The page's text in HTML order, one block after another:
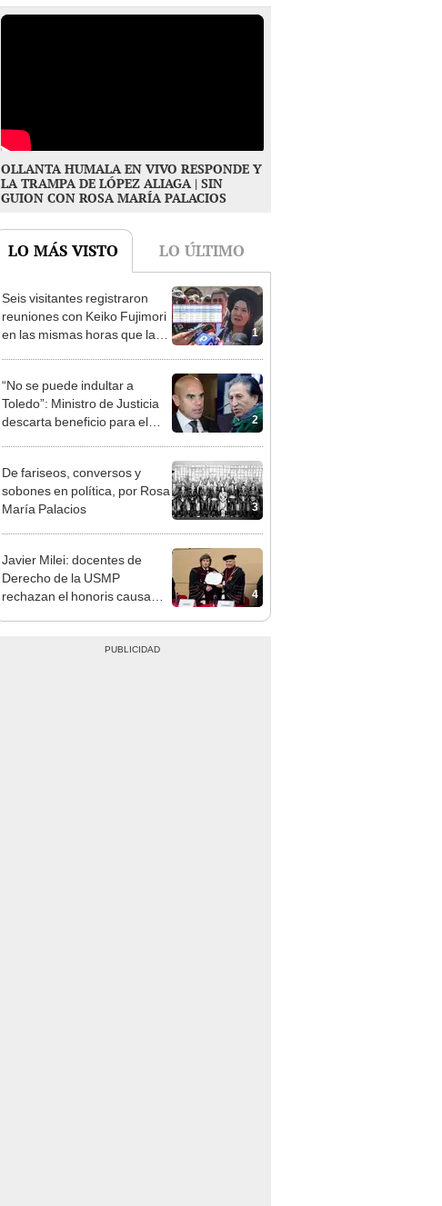
OLLANTA HUMALA EN VIVO RESPONDE Y
GUION CON ROSA MARÍA PALACIOS
LO MÁS VISTO
Seis visitantes registraron
reuniones con Keiko Fujimori
en las mismas horas que la
presidenta se encontraba en
2
“No se puede indultar a
Toledo”: Ministro de Justicia
descarta beneficio para el
exmandatario
3
De fariseos, conversos y
sobones en política, por Rosa
María Palacios
Javier Milei: docentes de
Derecho de la USMP
rechazan el honoris causa
otorgado al presidente de